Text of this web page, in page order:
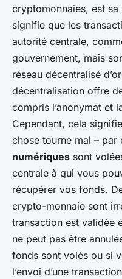
cryptomonnaies, est sa
signifie que les
autorité centrale,
gouvernement, mais
réseau décentralisé
décentralisation offre
compris l’anonymat et
Cependant, cela
chose tourne mal – par
numériques sont
centrale à qui vous
récupérer vos fonds.
crypto-monnaie sont
transaction est validée
ne peut pas être
fonds sont volés ou si
l’envoi d’une